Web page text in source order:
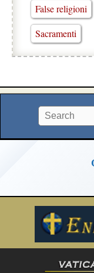
False religioni
Sacramenti